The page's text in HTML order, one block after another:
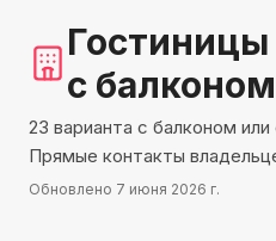
Гостиницы
с балконом
23 варианта с балконом
Прямые контакты
Обновлено 7 июня 2026 г.
546 м до моря